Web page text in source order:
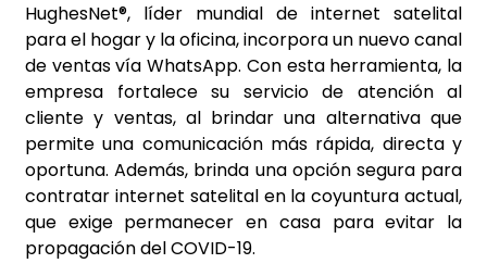
HughesNet®, líder mundial de internet satelital
para el hogar y la oficina, incorpora un nuevo canal
de ventas vía WhatsApp. Con esta herramienta, la
empresa fortalece su servicio de atención al
cliente y ventas, al brindar una alternativa que
permite una comunicación más rápida, directa y
oportuna. Además, brinda una opción segura para
contratar internet satelital en la coyuntura actual,
que exige permanecer en casa para evitar la
propagación del COVID-19.